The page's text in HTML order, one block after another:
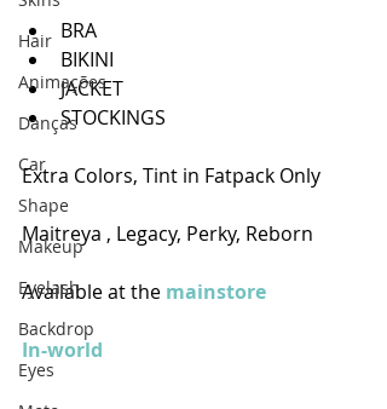
Hair
Animações
Danças
Car
Shape
Makeup
Eyelash
Backdrop
Eyes
BRA
BIKINI
JACKET
STOCKINGS
Extra Colors, Tint in Fatpack Only
Maitreya , Legacy, Perky, Reborn
Available at the mainstore
In-world